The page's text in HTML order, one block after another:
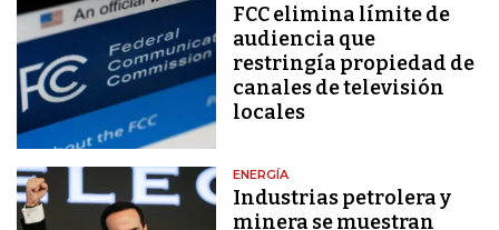
FCC elimina límite de
audiencia que
restringía propiedad de
canales de televisión
locales
ENERGÍA
Industrias petrolera y
minera se muestran